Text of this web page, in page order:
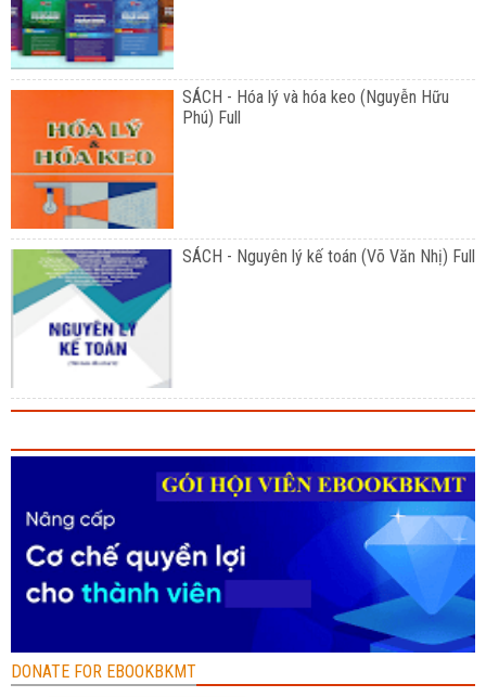
SÁCH - Hóa lý và hóa keo (Nguyễn Hữu
Phú) Full
SÁCH - Nguyên lý kế toán (Võ Văn Nhị) Full
DONATE FOR EBOOKBKMT